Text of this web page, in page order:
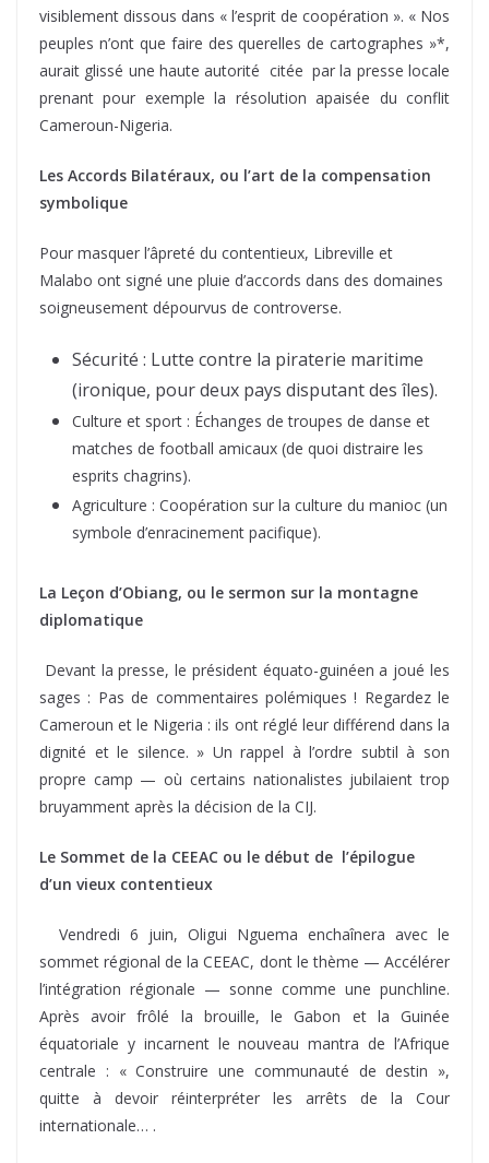
visiblement dissous dans « l’esprit de coopération ». « Nos
peuples n’ont que faire des querelles de cartographes »*,
aurait glissé une haute autorité citée par la presse locale
prenant pour exemple la résolution apaisée du conflit
Cameroun-Nigeria.
Les Accords Bilatéraux, ou l’art de la compensation
symbolique
Pour masquer l’âpreté du contentieux, Libreville et
Malabo ont signé une pluie d’accords dans des domaines
soigneusement dépourvus de controverse.
Sécurité : Lutte contre la piraterie maritime
(ironique, pour deux pays disputant des îles).
Culture et sport : Échanges de troupes de danse et
matches de football amicaux (de quoi distraire les
esprits chagrins).
Agriculture : Coopération sur la culture du manioc (un
symbole d’enracinement pacifique).
La Leçon d’Obiang, ou le sermon sur la montagne
diplomatique
Devant la presse, le président équato-guinéen a joué les
sages : Pas de commentaires polémiques ! Regardez le
Cameroun et le Nigeria : ils ont réglé leur différend dans la
dignité et le silence. » Un rappel à l’ordre subtil à son
propre camp — où certains nationalistes jubilaient trop
bruyamment après la décision de la CIJ.
Le Sommet de la CEEAC ou le début de l’épilogue
d’un vieux contentieux
Vendredi 6 juin, Oligui Nguema enchaînera avec le
sommet régional de la CEEAC, dont le thème — Accélérer
l’intégration régionale — sonne comme une punchline.
Après avoir frôlé la brouille, le Gabon et la Guinée
équatoriale y incarnent le nouveau mantra de l’Afrique
centrale : « Construire une communauté de destin »,
quitte à devoir réinterpréter les arrêts de la Cour
internationale… .